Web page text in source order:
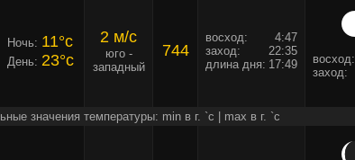
Ночь: 11°c
День: 23°c
2 м/c
юго -
западный
744
восход:
4:47
заход:
22:35
длина дня: 17:49 восход:
заход:
значения температуры: min в г. `c | max в г. `c